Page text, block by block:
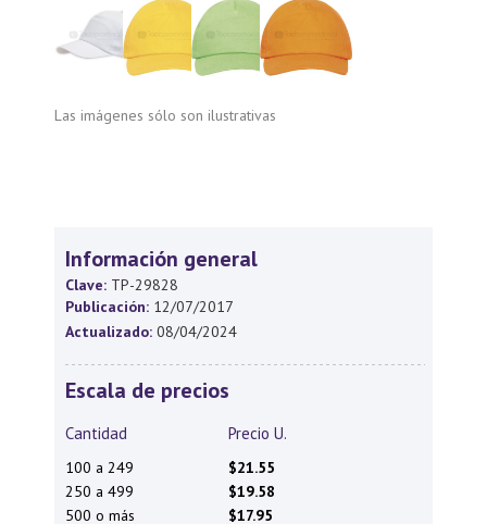
Las imágenes sólo son ilustrativas
Información general
Clave: TP-29828
Publicación: 12/07/2017
Actualizado: 08/04/2024
Escala de precios
Cantidad Precio U.
100 a 249
$21.55
250 a 499
$19.58
500 o más
$17.95